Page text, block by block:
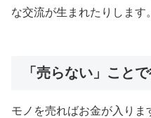
な交流が生まれたりします。
「売らない」こと
モノを売ればお金が入りま